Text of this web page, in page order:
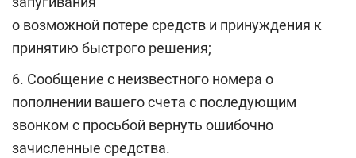
о возможной потере средств и принуждения к
принятию быстрого решения;
6. Сообщение с неизвестного номера о
пополнении вашего счета с последующим
звонком с просьбой вернуть ошибочно
зачисленные средства.